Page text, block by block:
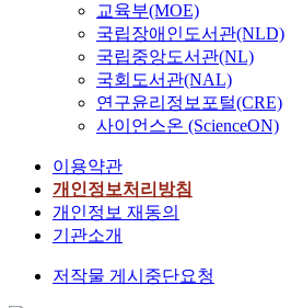
교육부(MOE)
국립장애인도서관(NLD)
국립중앙도서관(NL)
국회도서관(NAL)
연구윤리정보포털(CRE)
사이언스온 (ScienceON)
이용약관
개인정보처리방침
개인정보 재동의
기관소개
저작물 게시중단요청